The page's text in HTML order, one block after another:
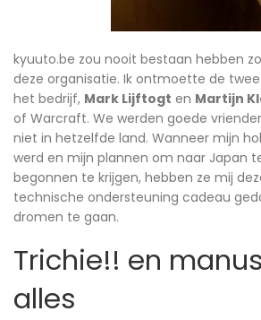
kyuuto.be zou nooit bestaan hebben
deze organisatie. Ik ontmoette de
het bedrijf, Mark Lijftogt en Martijn
of Warcraft. We werden goede
niet in hetzelfde land. Wanneer mijn
werd en mijn plannen om naar Japan
begonnen te krijgen, hebben ze mij
technische ondersteuning cadeau
dromen te gaan.
Trichie!! en
alles